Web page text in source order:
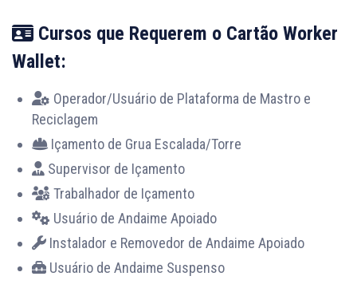
Cursos que Requerem o Cartão Worker
Wallet:
Operador/Usuário de Plataforma de Mastro e
Reciclagem
Içamento de Grua Escalada/Torre
Supervisor de Içamento
Trabalhador de Içamento
Usuário de Andaime Apoiado
Instalador e Removedor de Andaime Apoiado
Usuário de Andaime Suspenso